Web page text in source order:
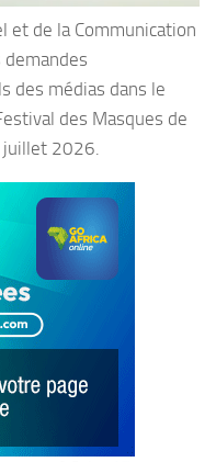
et de la Communication
demandes
des médias dans le
des Masques de
2026.